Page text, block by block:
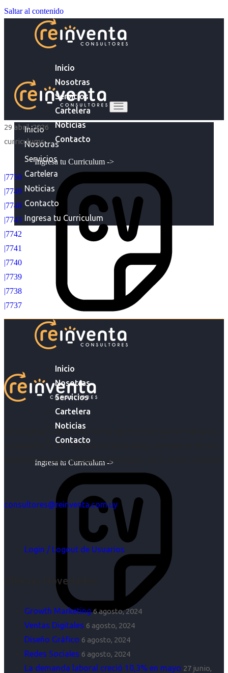
Saltar al contenido
Inicio
Nosotras
Servicios
Cartelera
Noticias
Contacto
Ingresa tu Curriculum ->
Inicio
Nosotras
Servicios
Cartelera
Noticias
Contacto
Ingresa tu Curriculum ->
Inicio
Nosotras
Servicios
Cartelera
Noticias
Contacto
Ingresa tu Curriculum
29 abril, 2026
curriculums
|7750
|7749
|7748
|7743
|7742
|7741
|7740
|7739
|7738
|7737
Acompañar a empresas en su gestión de capital humano y
acompañar a personas en la búsqueda y encuentro de sus
objetivos es para nosotros un trabajo, pero antes un placer.
consultores@reinventa.com.uy
Login / Logout de Usuarios
Últimas Novedades
Growth Marketing 6 agosto, 2024
Ventas Digitales 6 agosto, 2024
Diseño Gráfico 6 agosto, 2024
Redes Sociales 6 agosto, 2024
La demanda laboral creció 10,3% en mayo 27 junio,